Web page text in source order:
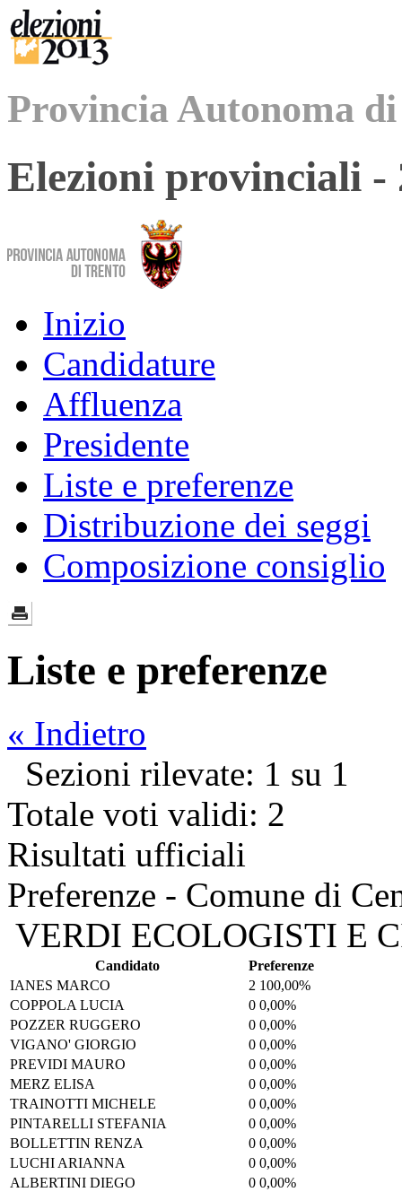
Provincia Autonoma
Elezioni provinciali -
Inizio
Candidature
Affluenza
Presidente
Liste e preferenze
Distribuzione dei seggi
Composizione consiglio
Liste e preferenze
« Indietro
Sezioni rilevate: 1 su 1
Totale voti validi: 2
Risultati ufficiali
Preferenze - Comune di
VERDI ECOLOGISTI E
Candidato
Preferenze
IANES MARCO
2 100,00%
COPPOLA LUCIA
0 0,00%
POZZER RUGGERO
0 0,00%
VIGANO' GIORGIO
0 0,00%
PREVIDI MAURO
0 0,00%
MERZ ELISA
0 0,00%
TRAINOTTI MICHELE
0 0,00%
PINTARELLI STEFANIA
0 0,00%
BOLLETTIN RENZA
0 0,00%
LUCHI ARIANNA
0 0,00%
ALBERTINI DIEGO
0 0,00%